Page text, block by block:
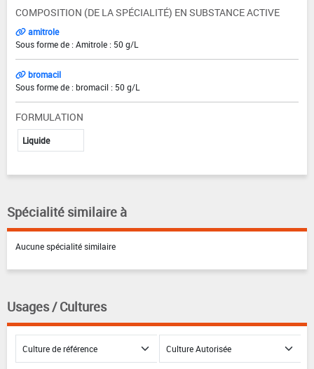
COMPOSITION (DE LA SPÉCIALITÉ) EN SUBSTANCE ACTIVE
amitrole
Sous forme de : Amitrole : 50 g/L
bromacil
Sous forme de : bromacil : 50 g/L
FORMULATION
Liquide
Spécialité similaire à
Aucune spécialité similaire
Usages / Cultures